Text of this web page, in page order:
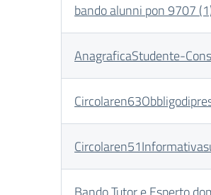
bando alunni pon 9707
AnagraficaStudente-